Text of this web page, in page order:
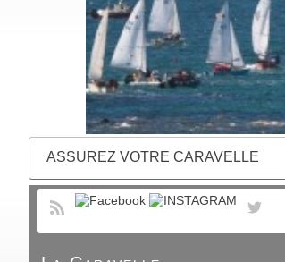
ASSUREZ VOTRE CARAVELLE